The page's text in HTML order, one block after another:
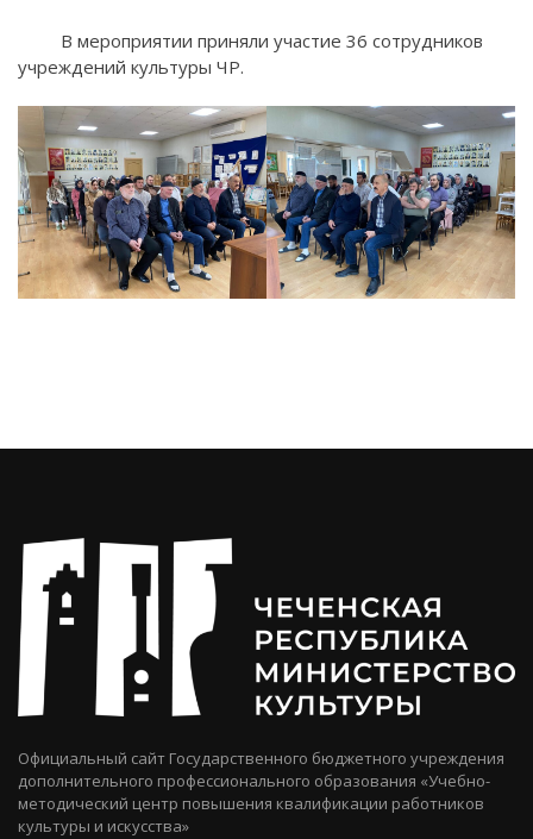
В мероприятии приняли участие 36 сотрудников
учреждений культуры ЧР.
Официальный сайт Государственного бюджетного учреждения
дополнительного профессионального образования «Учебно-
методический центр повышения квалификации работников
культуры и искусства»